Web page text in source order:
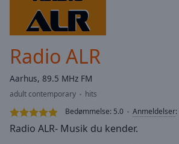
Forward
Mute
Current
Time0:00
Duration
Loaded:
0.00%
Stream
Radio ALR
Aarhus, 89.5 MHz FM
adult contemporary
hits
Bedømmelse: 5.0 Anmeldelser:
Radio ALR- Musik du kender.